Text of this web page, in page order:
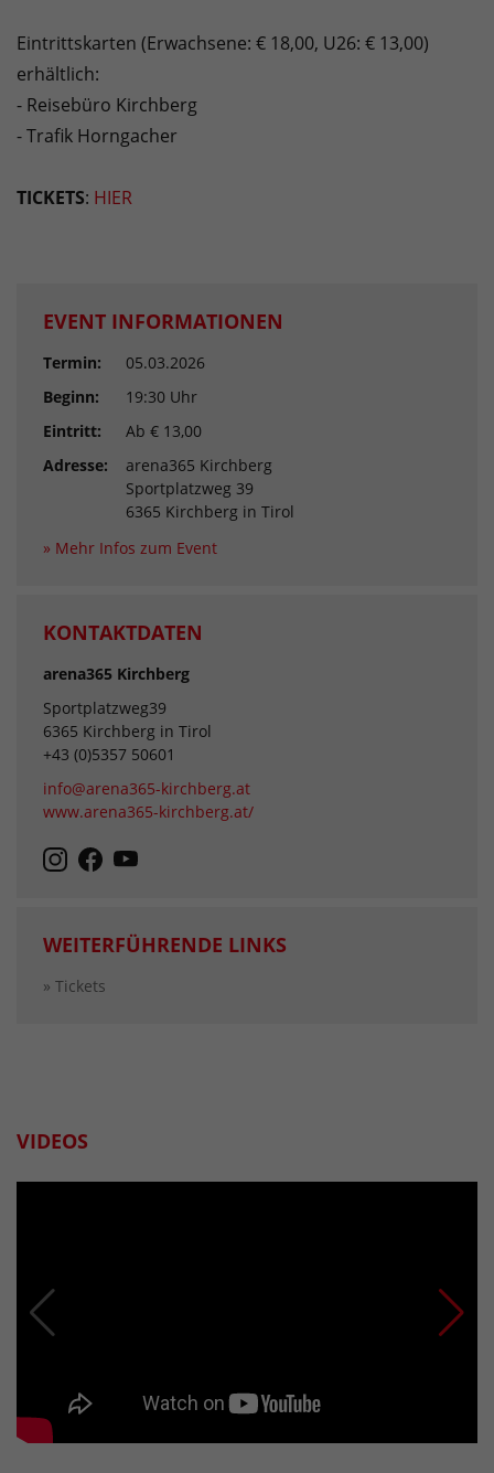
Eintrittskarten (Erwachsene: € 18,00, U26: € 13,00)
erhältlich:
- Reisebüro Kirchberg
- Trafik Horngacher
TICKETS: HIER
EVENT INFORMATIONEN
Termin:
05.03.2026
Beginn:
19:30 Uhr
Eintritt:
Ab € 13,00
Adresse:
arena365 Kirchberg
Sportplatzweg 39
6365 Kirchberg in Tirol
» Mehr Infos zum Event
KONTAKTDATEN
arena365 Kirchberg
Sportplatzweg39
6365 Kirchberg in Tirol
+43 (0)5357 50601
info@arena365-kirchberg.at
www.arena365-kirchberg.at/
WEITERFÜHRENDE LINKS
» Tickets
VIDEOS